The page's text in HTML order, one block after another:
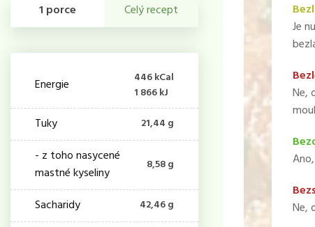
1 porce Celý recept
Energie
446 kCal
1 866 kJ
Tuky 21,44 g
- z toho nasycené
mastné kyseliny
8,58 g
Sacharidy 42,46 g
Je
Ne,
Ne,